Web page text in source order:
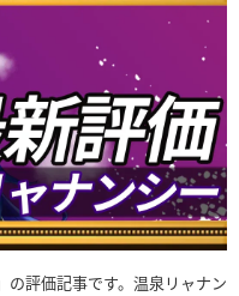
の評価記事です。温泉リャナン